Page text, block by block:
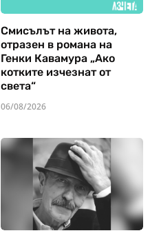
Смисълът на живота,
отразен в романа на
Генки Кавамура „Ако
котките изчезнат от
света“
06/08/2026